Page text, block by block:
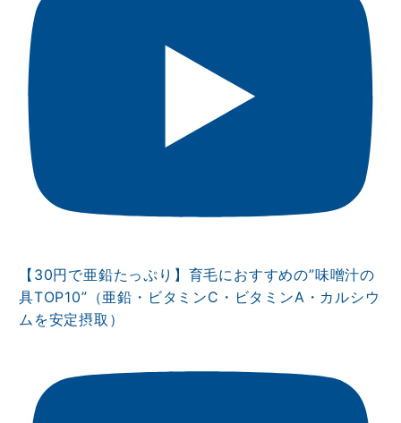
【30円で亜鉛たっぷり】育毛におすすめの”味噌汁の
具TOP10”（亜鉛・ビタミンⅭ・ビタミンA・カルシウ
ムを安定摂取）